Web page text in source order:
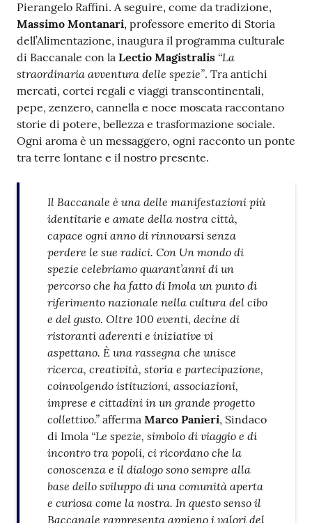
Pierangelo Raffini. A seguire, come da tradizione,
Massimo Montanari, professore emerito di Storia
dell’Alimentazione, inaugura il programma culturale
di Baccanale con la Lectio Magistralis “La
straordinaria avventura delle spezie”. Tra antichi
mercati, cortei regali e viaggi transcontinentali,
pepe, zenzero, cannella e noce moscata raccontano
storie di potere, bellezza e trasformazione sociale.
Ogni aroma è un messaggero, ogni racconto un ponte
tra terre lontane e il nostro presente.
Il Baccanale è una delle manifestazioni più
identitarie e amate della nostra città,
capace ogni anno di rinnovarsi senza
perdere le sue radici. Con Un mondo di
spezie celebriamo quarant’anni di un
percorso che ha fatto di Imola un punto di
riferimento nazionale nella cultura del cibo
e del gusto. Oltre 100 eventi, decine di
ristoranti aderenti e iniziative vi
aspettano. È una rassegna che unisce
ricerca, creatività, storia e partecipazione,
coinvolgendo istituzioni, associazioni,
imprese e cittadini in un grande progetto
collettivo.” afferma Marco Panieri, Sindaco
di Imola “Le spezie, simbolo di viaggio e di
incontro tra popoli, ci ricordano che la
conoscenza e il dialogo sono sempre alla
base dello sviluppo di una comunità aperta
e curiosa come la nostra. In questo senso il
Baccanale rappresenta appieno i valori del